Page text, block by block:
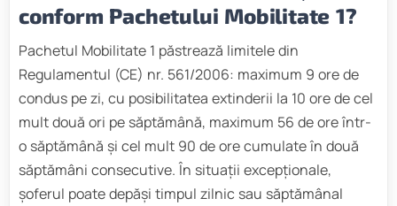
conform Pachetului Mobilitate 1?
Pachetul Mobilitate 1 păstrează limitele din
Regulamentul (CE) nr. 561/2006: maximum 9 ore de
condus pe zi, cu posibilitatea extinderii la 10 ore de cel
mult două ori pe săptămână, maximum 56 de ore într-
o săptămână și cel mult 90 de ore cumulate în două
săptămâni consecutive. În situații excepționale,
șoferul poate depăși timpul zilnic sau săptămânal